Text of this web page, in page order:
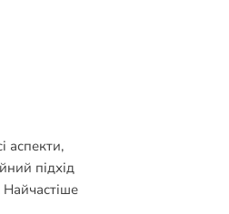
аспекти,
підхід
Найчастіше